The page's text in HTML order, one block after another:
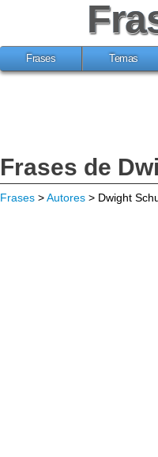
Frases Temas
Frases de
Frases >Autores > Dwight